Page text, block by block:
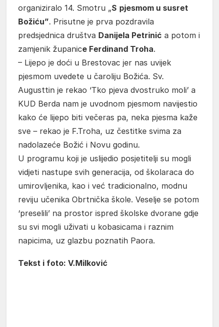
organiziralo 14. Smotru „S pjesmom u susret
Božiću”. Prisutne je prva pozdravila
predsjednica društva Danijela Petrinić a potom i
zamjenik županice Ferdinand Troha.
– Lijepo je doći u Brestovac jer nas uvijek
pjesmom uvedete u čaroliju Božića. Sv.
Augusttin je rekao ‘Tko pjeva dvostruko moli’ a
KUD Berda nam je uvodnom pjesmom navijestio
kako će lijepo biti večeras pa, neka pjesma kaže
sve – rekao je F.Troha, uz čestitke svima za
nadolazeće Božić i Novu godinu.
U programu koji je uslijedio posjetitelji su mogli
vidjeti nastupe svih generacija, od školaraca do
umirovljenika, kao i već tradicionalno, modnu
reviju učenika Obrtnička škole. Veselje se potom
‘preselili’ na prostor ispred školske dvorane gdje
su svi mogli uživati u kobasicama i raznim
napicima, uz glazbu poznatih Paora.
Tekst i foto: V.Milković